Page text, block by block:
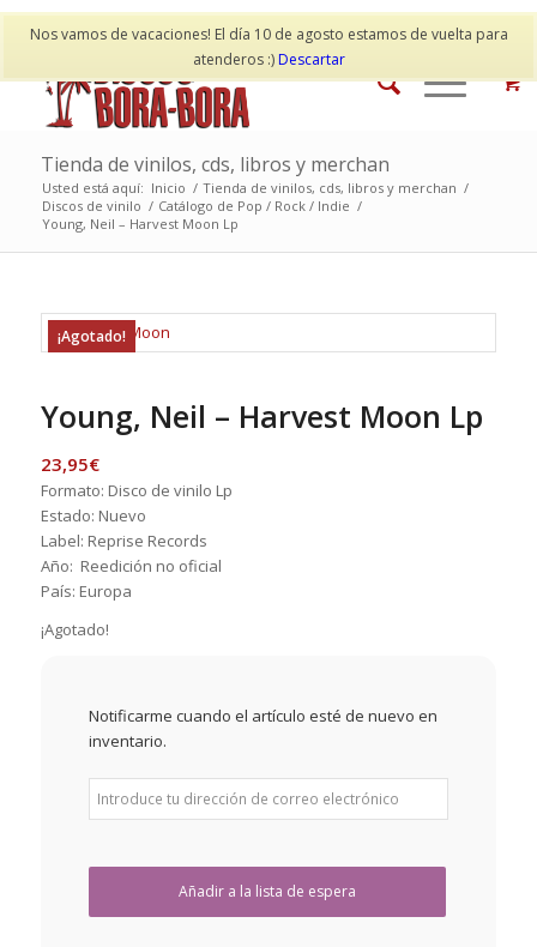
Nos vamos de vacaciones! El día 10 de agosto estamos de vuelta para
atenderos :)Descartar
Mi cuenta Contacto
Tienda de vinilos, cds, libros y merchan
Usted está aquí: Inicio / Tienda de vinilos, cds, libros y merchan /
Discos de vinilo / Catálogo de Pop / Rock / Indie /
Young, Neil – Harvest Moon Lp
¡Agotado!
Young, Neil – Harvest Moon Lp
23,95€
Formato: Disco de vinilo Lp
Estado: Nuevo
Label: Reprise Records
Año: Reedición no oficial
País: Europa
¡Agotado!
Notificarme cuando el artículo esté de nuevo en
inventario.